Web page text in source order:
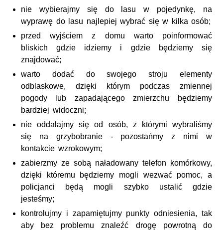
nie wybierajmy się do lasu w pojedynkę, na
wyprawę do lasu najlepiej wybrać się w kilka osób;
przed wyjściem z domu warto poinformować
bliskich gdzie idziemy i gdzie będziemy się
znajdować;
warto dodać do swojego stroju elementy
odblaskowe, dzięki którym podczas zmiennej
pogody lub zapadającego zmierzchu będziemy
bardziej widoczni;
nie oddalajmy się od osób, z którymi wybraliśmy
się na grzybobranie - pozostańmy z nimi w
kontakcie wzrokowym;
zabierzmy ze sobą naładowany telefon komórkowy,
dzięki któremu będziemy mogli wezwać pomoc, a
policjanci będą mogli szybko ustalić gdzie
jesteśmy;
kontrolujmy i zapamiętujmy punkty odniesienia, tak
aby bez problemu znaleźć drogę powrotną do